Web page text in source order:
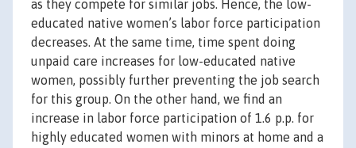
as they compete for similar jobs. Hence, the low-
educated native women’s labor force participation
decreases. At the same time, time spent doing
unpaid care increases for low-educated native
women, possibly further preventing the job search
for this group. On the other hand, we find an
increase in labor force participation of 1.6 p.p. for
highly educated women with minors at home and a